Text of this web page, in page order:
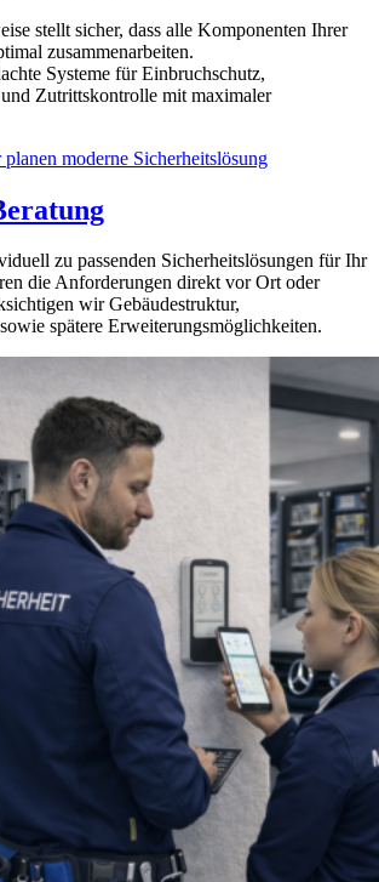
stellt sicher, dass alle Komponenten Ihrer
zusammenarbeiten.
Systeme für Einbruchschutz,
Zutrittskontrolle mit maximaler
zu passenden Sicherheitslösungen für Ihr
die Anforderungen direkt vor Ort oder
wir Gebäudestruktur,
spätere Erweiterungsmöglichkeiten.